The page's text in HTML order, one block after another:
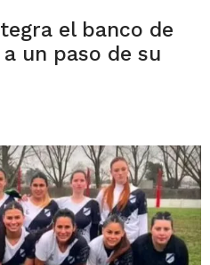
el banco de
un paso de su